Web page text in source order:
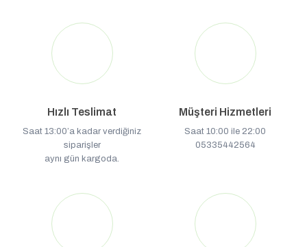
Hızlı Teslimat
Saat 13:00’a kadar verdiğiniz
siparişler
aynı gün kargoda.
Müşteri Hizmetleri
Saat 10:00 ile 22:00
05335442564